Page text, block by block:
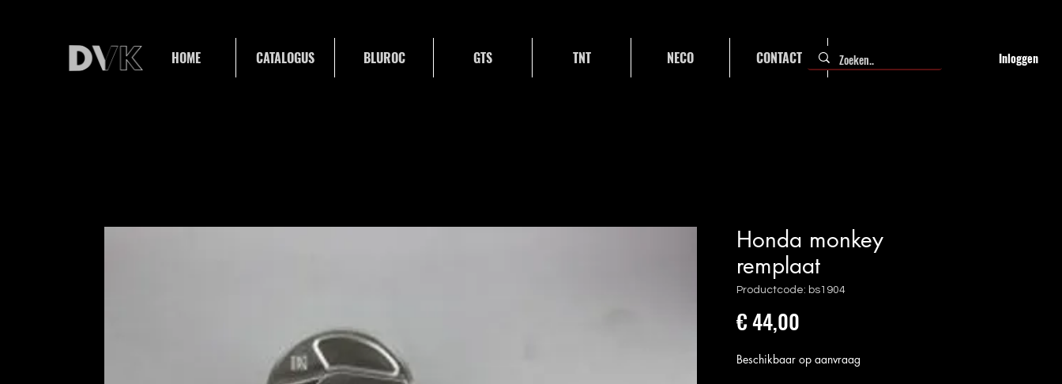
HOME CATALOGUS BLUROC GTS TNT NECO CONTACT FAQ Inloggen
Honda monkey
remplaat
Productcode: bs1904
€ 44,00
Beschikbaar op aanvraag